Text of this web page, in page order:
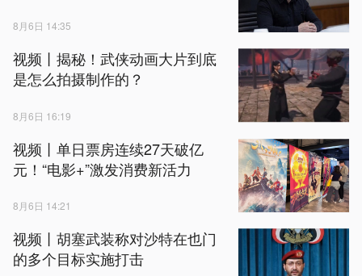
8月6日 14:35
视频丨揭秘！武侠动画大片到底
是怎么拍摄制作的？
8月6日 16:19
视频丨单日票房连续‌27天‌破亿
元！“电影+”激发消费新活力
8月6日 14:21
视频丨胡塞武装称对沙特在也门
的多个目标实施打击